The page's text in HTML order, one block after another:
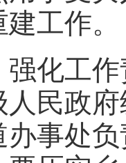
工作。
工作
人民政
办事处